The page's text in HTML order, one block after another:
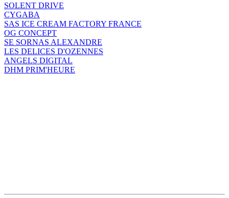
SOLENT DRIVE
CYGABA
SAS ICE CREAM FACTORY FRANCE
OG CONCEPT
SE SORNAS ALEXANDRE
LES DELICES D'OZENNES
ANGELS DIGITAL
DHM PRIM'HEURE